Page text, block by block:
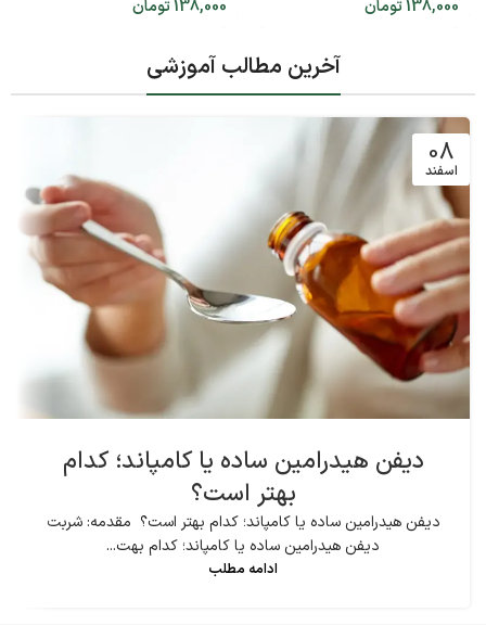
138,000تومان 138,000تومان
آخرین مطالب آموزشی
08
اسفند
دیفن هیدرامین ساده یا کامپاند؛ کدام
بهتر است؟
دیفن هیدرامین ساده یا کامپاند؛ کدام بهتر است؟ مقدمه: شربت
دیفن هیدرامین ساده یا کامپاند؛ کدام بهت...
ادامه مطلب